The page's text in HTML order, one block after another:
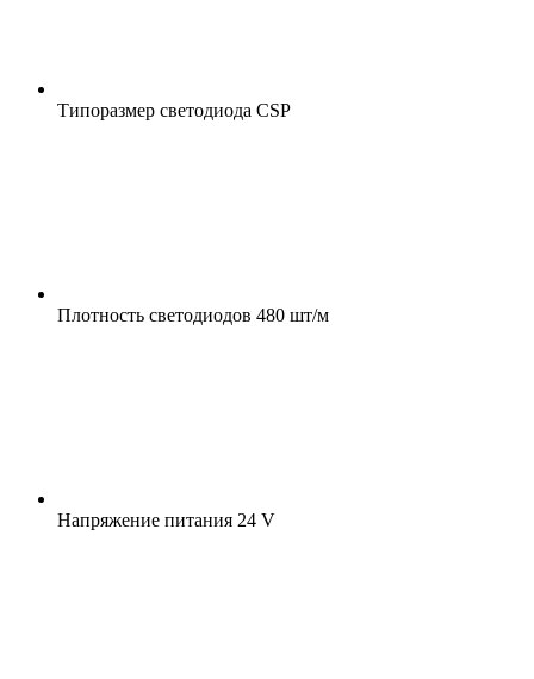
Типоразмер светодиода CSP
Плотность светодиодов 480 шт/м
Напряжение питания 24 V